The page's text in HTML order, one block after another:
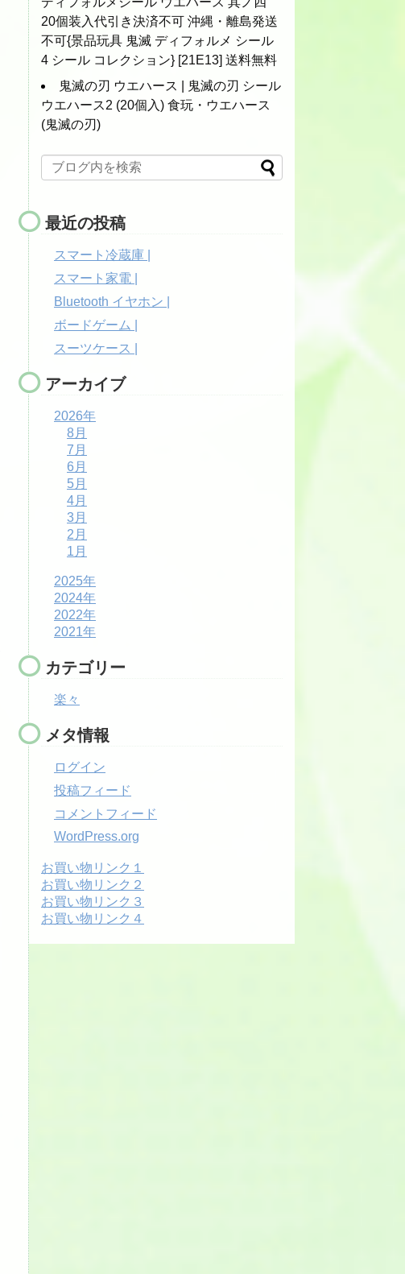
20個装入代引き決済不可 沖縄・離島発送
不可{景品玩具 鬼滅 ディフォルメ シール
4 シール コレクション} [21E13] 送料無料
鬼滅の刃 ウエハース | 鬼滅の刃 シール
ウエハース2 (20個入) 食玩・ウエハース
(鬼滅の刃)
最近の投稿
スマート冷蔵庫 |
スマート家電 |
Bluetooth イヤホン |
ボードゲーム |
スーツケース |
アーカイブ
2026年
8月
7月
6月
5月
4月
3月
2月
1月
2025年
2024年
2022年
2021年
カテゴリー
楽々
メタ情報
ログイン
投稿フィード
コメントフィード
WordPress.org
お買い物リンク１
お買い物リンク２
お買い物リンク３
お買い物リンク４